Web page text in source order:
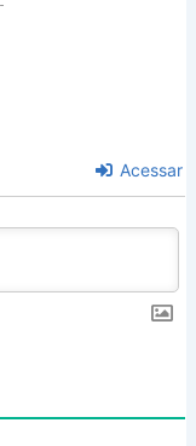
Acessar